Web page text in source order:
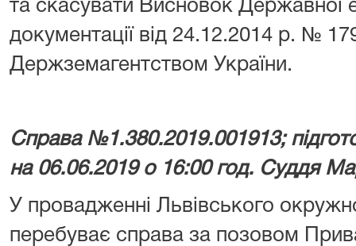
та скасувати Висновок Державної
документації від 24.12.2014 р. №
Держземагентством України.
Справа №1.380.2019.001913;
на 06.06.2019 о 16:00 год. Суддя
У провадженні Львівського
перебуває справа за позовом